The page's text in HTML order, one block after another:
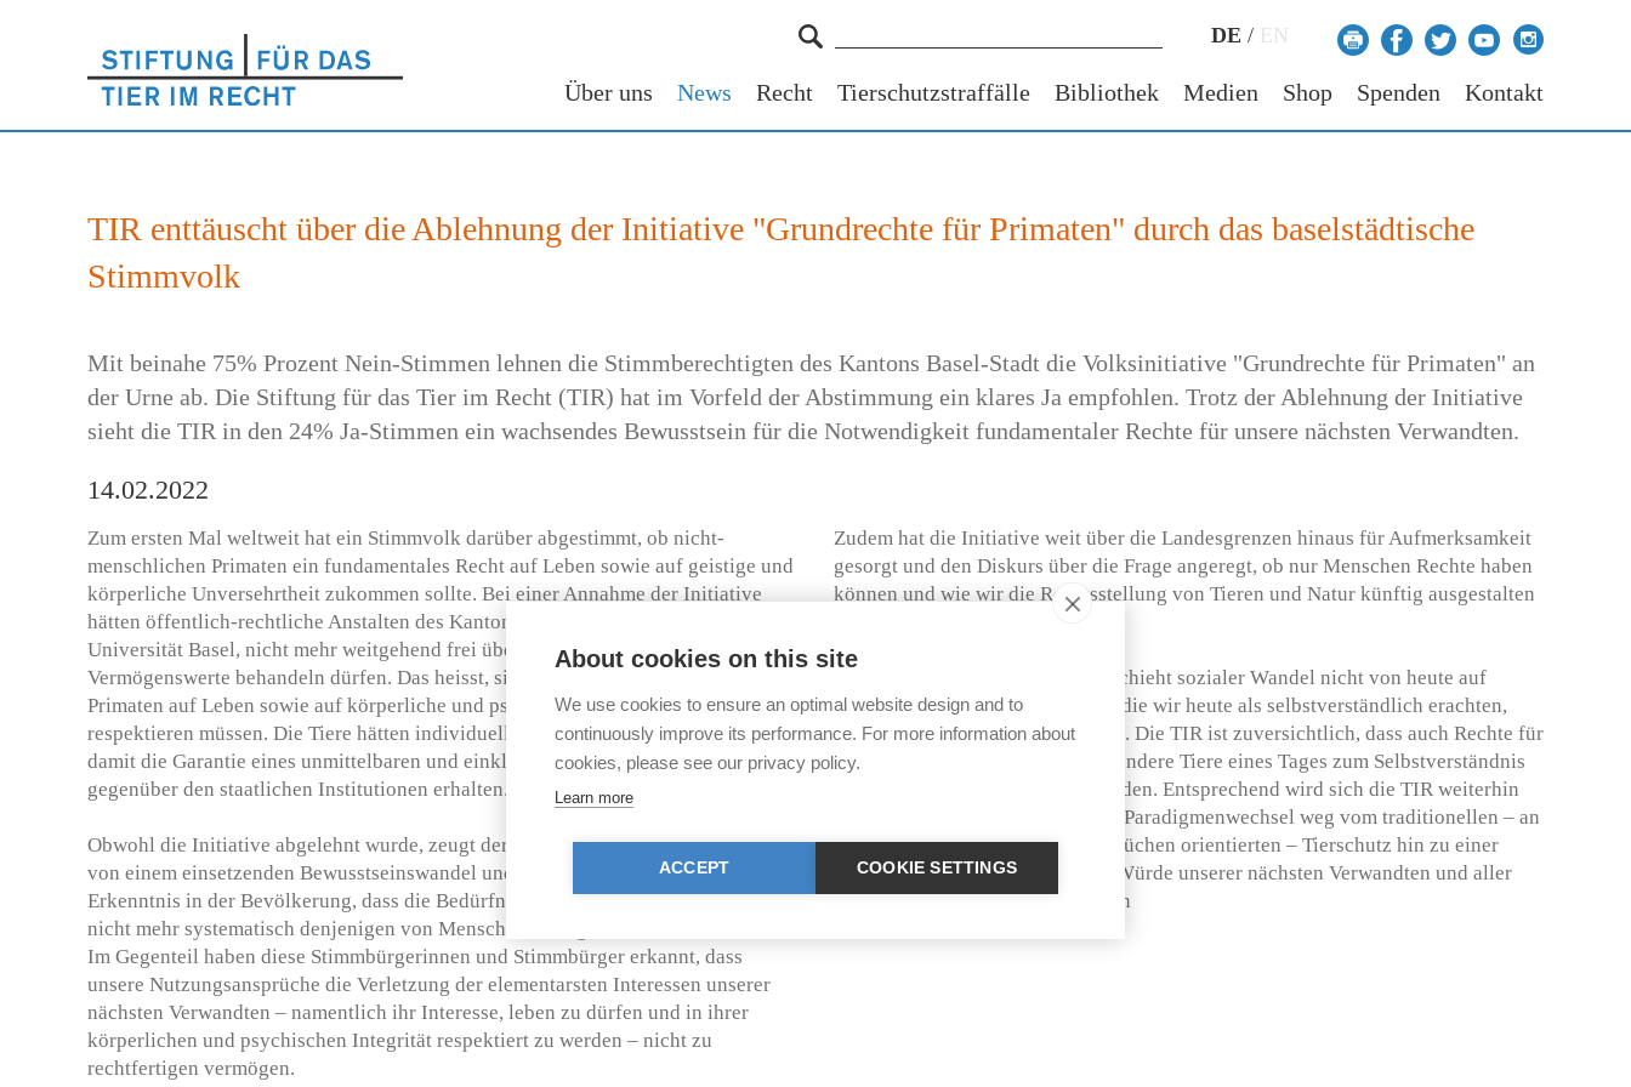
DE / EN
Über uns News Recht Tierschutzstraffälle Bibliothek Medien Shop Spenden Kontakt
TIR enttäuscht über die Ablehnung der Initiative "Grundrechte für Primaten" durch das baselstädtische
Stimmvolk
Mit beinahe 75% Prozent Nein-Stimmen lehnen die Stimmberechtigten des Kantons Basel-Stadt die Volksinitiative "Grundrechte für Primaten" an
der Urne ab. Die Stiftung für das Tier im Recht (TIR) hat im Vorfeld der Abstimmung ein klares Ja empfohlen. Trotz der Ablehnung der Initiative
sieht die TIR in den 24% Ja-Stimmen ein wachsendes Bewusstsein für die Notwendigkeit fundamentaler Rechte für unsere nächsten Verwandten.
14.02.2022
Zum ersten Mal weltweit hat ein Stimmvolk darüber abgestimmt, ob nicht-
menschlichen Primaten ein fundamentales Recht auf Leben sowie auf geistige und
körperliche Unversehrtheit zukommen sollte. Bei einer Annahme der Initiative
hätten öffentlich-rechtliche Anstalten des Kantons Basel-Stadt, wie bspw. die
Universität Basel, nicht mehr weitgehend frei über Primaten verfügen und sie als
Vermögenswerte behandeln dürfen. Das heisst, sie hätten die Grundrechte von
Primaten auf Leben sowie auf körperliche und psychische Unversehrtheit
respektieren müssen. Die Tiere hätten individuelle, durchsetzbare Rechte und
damit die Garantie eines unmittelbaren und einklagbaren Schutzanspruchs
gegenüber den staatlichen Institutionen erhalten.
Obwohl die Initiative abgelehnt wurde, zeugt der Ja-Anteil von (immerhin) 24%
von einem einsetzenden Bewusstseinswandel und die damit einhergehende
Erkenntnis in der Bevölkerung, dass die Bedürfnisse nicht-menschlicher Primaten
nicht mehr systematisch denjenigen von Menschen untergeordnet werden sollten.
Im Gegenteil haben diese Stimmbürgerinnen und Stimmbürger erkannt, dass
unsere Nutzungsansprüche die Verletzung der elementarsten Interessen unserer
nächsten Verwandten – namentlich ihr Interesse, leben zu dürfen und in ihrer
körperlichen und psychischen Integrität respektiert zu werden – nicht zu
rechtfertigen vermögen.
Zudem hat die Initiative weit über die Landesgrenzen hinaus für Aufmerksamkeit
gesorgt und den Diskurs über die Frage angeregt, ob nur Menschen Rechte haben
können und wie wir die Rechtsstellung von Tieren und Natur künftig ausgestalten
Wie uns die Geschichte lehrt, geschieht sozialer Wandel nicht von heute auf
morgen. Viele Errungenschaften, die wir heute als selbstverständlich erachten,
haben mehrere Anläufe gebraucht. Die TIR ist zuversichtlich, dass auch Rechte für
nicht-menschliche Primaten und andere Tiere eines Tages zum Selbstverständnis
unserer Gesellschaft gehören werden. Entsprechend wird sich die TIR weiterhin
für diesen dringend notwendigen Paradigmenwechsel weg vom traditionellen – an
den menschlichen Nutzungsansprüchen orientierten – Tierschutz hin zu einer
tatsächlichen Respektierung der Würde unserer nächsten Verwandten und aller
nichtmenschlichen Tiere einsetzen
About cookies on this site
We use cookies to ensure an optimal website design and to
continuously improve its performance. For more information about
cookies, please see our privacy policy.
Learn more
ACCEPT COOKIE SETTINGS